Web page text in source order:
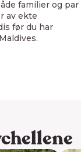
familier og par
av ekte
før du har